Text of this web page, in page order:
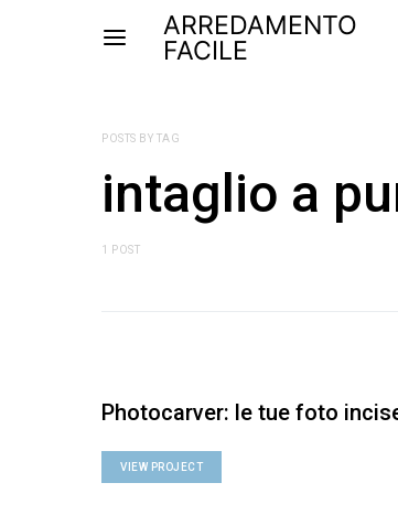
ARREDAMENTO
FACILE
POSTS BY TAG
intaglio a
1 POST
Photocarver: le tue foto
VIEW PROJECT